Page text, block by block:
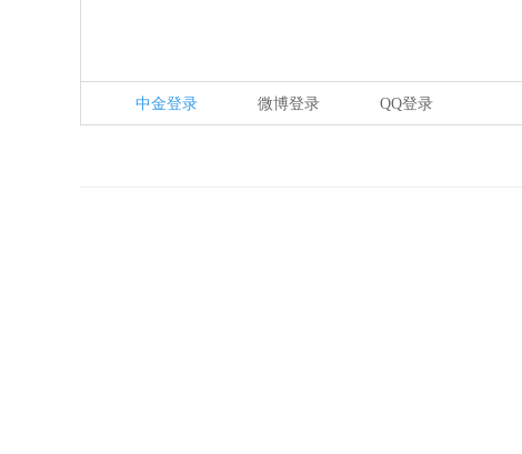
中金登录 微博登录 QQ登录